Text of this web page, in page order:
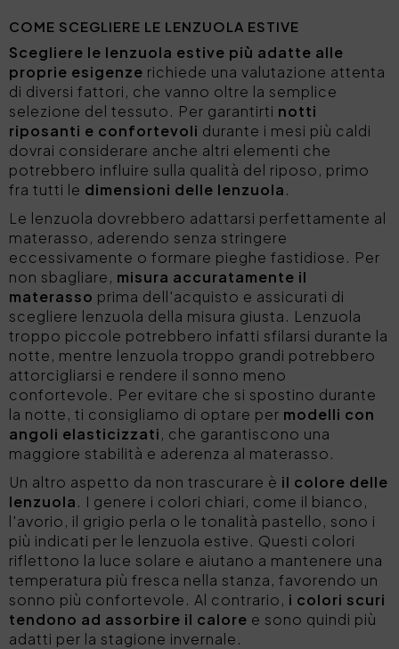
COME SCEGLIERE LE LENZUOLA ESTIVE
Scegliere le lenzuola estive più adatte alle
proprie esigenze richiede una valutazione attenta
di diversi fattori, che vanno oltre la semplice
selezione del tessuto. Per garantirti notti
riposanti e confortevoli durante i mesi più caldi
dovrai considerare anche altri elementi che
potrebbero influire sulla qualità del riposo, primo
fra tutti le dimensioni delle lenzuola.
Le lenzuola dovrebbero adattarsi perfettamente al
materasso, aderendo senza stringere
eccessivamente o formare pieghe fastidiose. Per
non sbagliare, misura accuratamente il
materasso prima dell'acquisto e assicurati di
scegliere lenzuola della misura giusta. Lenzuola
troppo piccole potrebbero infatti sfilarsi durante la
notte, mentre lenzuola troppo grandi potrebbero
attorcigliarsi e rendere il sonno meno
confortevole. Per evitare che si spostino durante
la notte, ti consigliamo di optare per modelli con
angoli elasticizzati, che garantiscono una
maggiore stabilità e aderenza al materasso.
Un altro aspetto da non trascurare è il colore delle
lenzuola. I genere i colori chiari, come il bianco,
l'avorio, il grigio perla o le tonalità pastello, sono i
più indicati per le lenzuola estive. Questi colori
riflettono la luce solare e aiutano a mantenere una
temperatura più fresca nella stanza, favorendo un
sonno più confortevole. Al contrario, i colori scuri
tendono ad assorbire il calore e sono quindi più
adatti per la stagione invernale.